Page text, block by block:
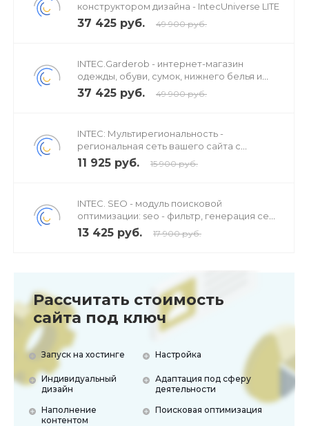
конструктором дизайна - IntecUniverse LITE
37 425 руб. 49 900 руб.
INTEC.Garderob - интернет-магазин
одежды, обуви, сумок, нижнего белья и
аксессуаров
37 425 руб. 49 900 руб.
INTEC: Мультирегиональность -
региональная сеть вашего сайта с
продвижением в поисковиках
11 925 руб. 15 900 руб.
INTEC. SEO - модуль поисковой
оптимизации: seo - фильтр, генерация сео
- текстов, H1, мета-тегов
13 425 руб. 17 900 руб.
Рассчитать стоимость
сайта под ключ
Запуск на хостинге
Индивидуальный
дизайн
Наполнение
контентом
Настройка
Адаптация под сферу
деятельности
Поисковая оптимизация